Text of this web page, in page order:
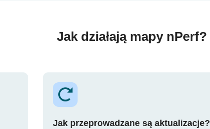
Jak działają mapy nPerf?
Jak przeprowadzane są aktualizacje?